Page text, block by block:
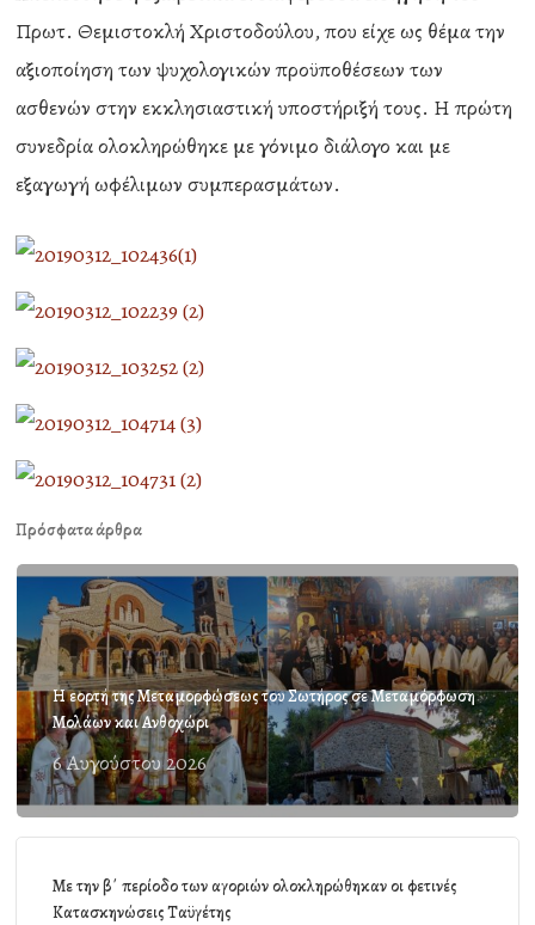
Πρωτ. Θεμιστοκλή Χριστοδούλου, που είχε ως θέμα την
αξιοποίηση των ψυχολογικών προϋποθέσεων των
ασθενών στην εκκλησιαστική υποστήριξή τους. Η πρώτη
συνεδρία ολοκληρώθηκε με γόνιμο διάλογο και με
εξαγωγή ωφέλιμων συμπερασμάτων.
Πρόσφατα άρθρα
Η εορτή της Μεταμορφώσεως του Σωτήρος σε Μεταμόρφωση
Μολάων και Ανθοχώρι
6 Αυγούστου 2026
Με την β΄ περίοδο των αγοριών ολοκληρώθηκαν οι φετινές
Κατασκηνώσεις Ταϋγέτης